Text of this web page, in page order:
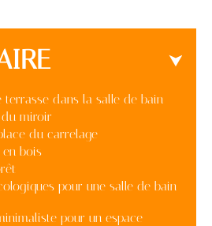
terrasse dans la salle de bain
du miroir
du carrelage
en bois
pour une salle de bain
pour un espace